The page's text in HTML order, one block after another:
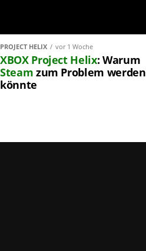
PROJECT HELIX vor 1 Woche
XBOX Project Helix: Warum
Steam zum Problem werden
könnte